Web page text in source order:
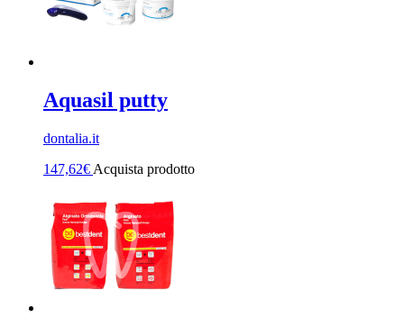
Aquasil putty
dontalia.it
147,62€ Acquista prodotto